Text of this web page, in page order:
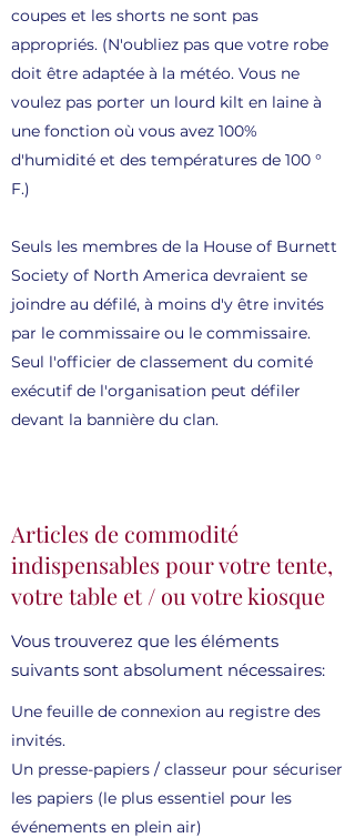
coupes et les shorts ne sont pas
appropriés. (N'oubliez pas que votre robe
doit être adaptée à la météo. Vous ne
voulez pas porter un lourd kilt en laine à
une fonction où vous avez 100%
d'humidité et des températures de 100 °
F.)
Seuls les membres de la House of Burnett
Society of North America devraient se
joindre au défilé, à moins d'y être invités
par le commissaire ou le commissaire.
Seul l'officier de classement du comité
exécutif de l'organisation peut défiler
devant la bannière du clan.
Articles de commodité
indispensables pour votre tente,
votre table et / ou votre kiosque
Vous trouverez que les éléments
suivants sont absolument nécessaires:
Une feuille de connexion au registre des
invités.
Un presse-papiers / classeur pour sécuriser
les papiers (le plus essentiel pour les
événements en plein air)